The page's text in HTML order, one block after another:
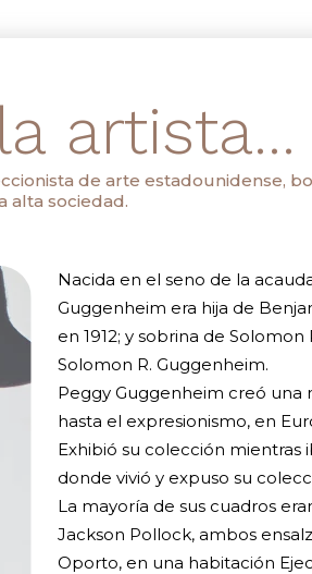
artista...
de arte estadounidense,
alta sociedad.
Nacida en el seno de la
Guggenheim era hija de
en 1912; y sobrina de
Solomon R. Guggenheim.
Peggy Guggenheim creó una
hasta el expresionismo, en
Exhibió su colección mientras
donde vivió y expuso su
La mayoría de sus cuadros
Jackson Pollock, ambos
Oporto, en una habitación